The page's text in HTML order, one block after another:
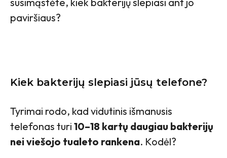
paviršiaus?
Kiek bakterijų slepiasi jūsų telefone?
Tyrimai rodo, kad vidutinis išmanusis
telefonas turi 10–18 kartų daugiau bakterijų
nei viešojo tualeto rankena. Kodėl?